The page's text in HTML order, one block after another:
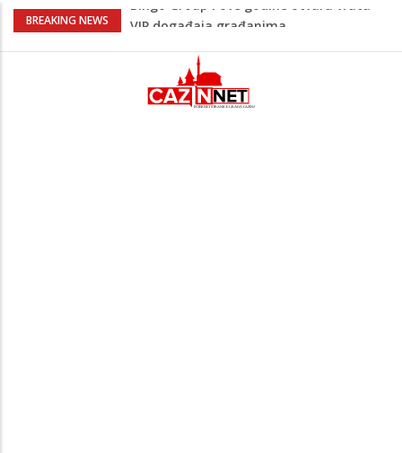
BREAKING NEWS
Sarajevo ipak u Mostaru igra
Premijer lige BiH
Lepa Brena pala na koncertu u Budvi
nakon kultnog zamaha nogom: "Nisi bio